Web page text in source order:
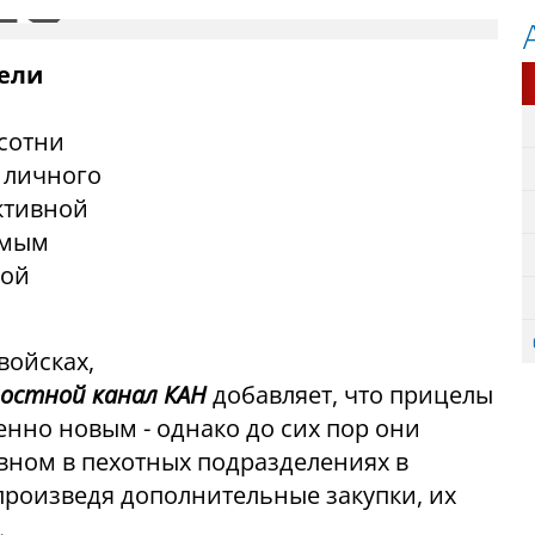
канал КАНдобавляет, что прицелы
новым - однако до сих пор они
в пехотных подразделениях в
дополнительные закупки, их